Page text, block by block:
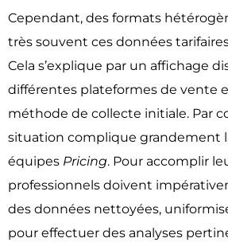
Cependant, des formats
très souvent ces données
Cela s’explique par un affichage
différentes plateformes de vente
méthode de collecte initiale. Par
situation complique grandement
équipes Pricing. Pour accomplir
professionnels doivent
des données nettoyées,
pour effectuer des analyses